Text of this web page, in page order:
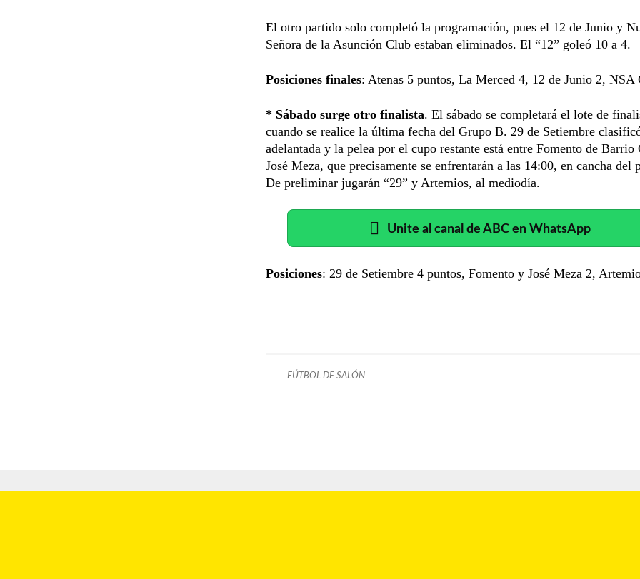
El otro partido solo completó la programación, pues el 12 de Junio y
Señora de la Asunción Club estaban eliminados. El “12” goleó 10 a 4.
Posiciones finales: Atenas 5 puntos, La Merced 4, 12 de Junio 2, NSA
* Sábado surge otro finalista. El sábado se completará el lote de
cuando se realice la última fecha del Grupo B. 29 de Setiembre
adelantada y la pelea por el cupo restante está entre Fomento de Barrio
José Meza, que precisamente se enfrentarán a las 14:00, en cancha del
De preliminar jugarán “29” y Artemios, al mediodía.
Unite al canal de ABC en WhatsApp
Posiciones: 29 de Setiembre 4 puntos, Fomento y José Meza 2,
FÚTBOL DE SALÓN